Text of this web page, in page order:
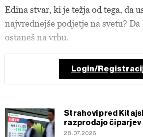
Edina stvar, ki je težja od tega, da
najvrednejše podjetje na svetu? Da
ostaneš na vrhu.
Login/
Strahovi pred
razprodajo čiparjev
28.07.2026